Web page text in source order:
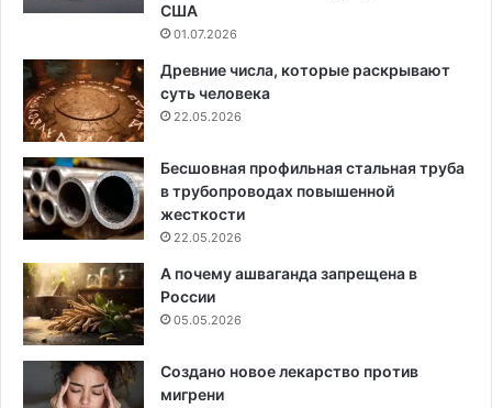
США
01.07.2026
Древние числа, которые раскрывают
суть человека
22.05.2026
Бесшовная профильная стальная труба
в трубопроводах повышенной
жесткости
22.05.2026
А почему ашваганда запрещена в
России
05.05.2026
Создано новое лекарство против
мигрени